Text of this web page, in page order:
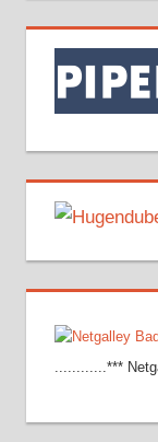
............***